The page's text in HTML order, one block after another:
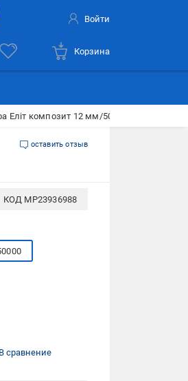
Войти
Корзина
Еліт композит 12 мм/50 м (23936988)
оставить отзыв
КОД MP23936988
В сравнение